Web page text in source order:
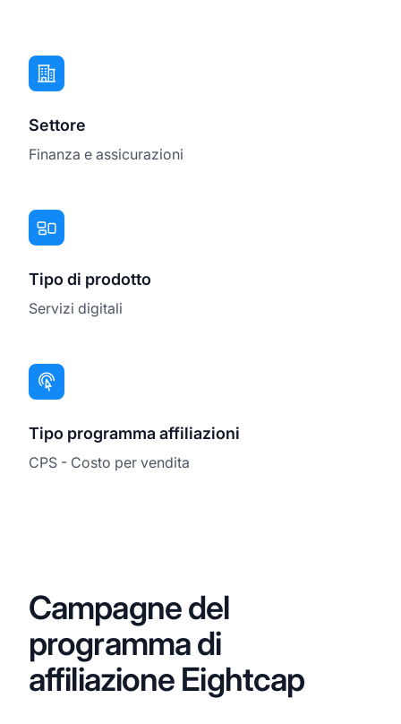
Settore
Finanza e assicurazioni
Tipo di prodotto
Servizi digitali
Tipo programma affiliazioni
CPS - Costo per vendita
Campagne del
programma di
affiliazione Eightcap